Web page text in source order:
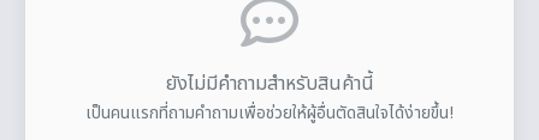
ยังไม่มีคำถามสำหรับสินค้านี้
เป็นคนแรกที่ถามคำถามเพื่อช่วยให้ผู้อื่นตัดสินใจได้ง่ายขึ้น!